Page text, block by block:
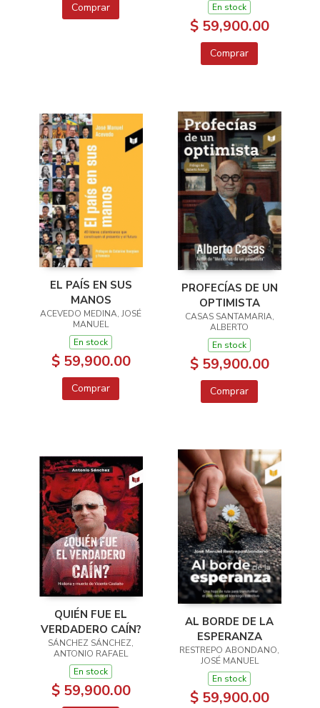
Comprar En stock
$ 59,900.00
Comprar
EL PAÍS EN SUS
MANOS
ACEVEDO MEDINA, JOSÉ
MANUEL
En stock
$ 59,900.00
Comprar
PROFECÍAS DE UN
OPTIMISTA
CASAS SANTAMARIA,
ALBERTO
En stock
$ 59,900.00
Comprar
QUIÉN FUE EL
VERDADERO CAÍN?
SÁNCHEZ SÁNCHEZ,
ANTONIO RAFAEL
En stock
$ 59,900.00
AL BORDE DE LA
ESPERANZA
RESTREPO ABONDANO,
JOSÉ MANUEL
En stock
$ 59,900.00